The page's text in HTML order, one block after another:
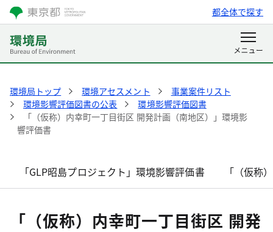
都全体で探す
環境局トップ 環境アセスメント
事業案件リスト
環境影響評価図書の公表
環境影響評価図書
「（仮称）内幸町一丁目街区 開発計画（南地区）」環境影
響評価書
「GLP昭島プロジェクト」環境影響評価書 「（仮称
「（仮称）内幸町一丁目街区 開発